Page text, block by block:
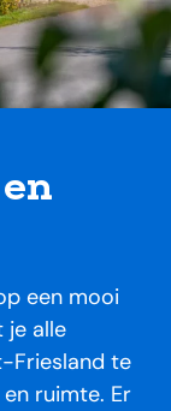
een mooi
je alle
Friesland te
ruimte. Er